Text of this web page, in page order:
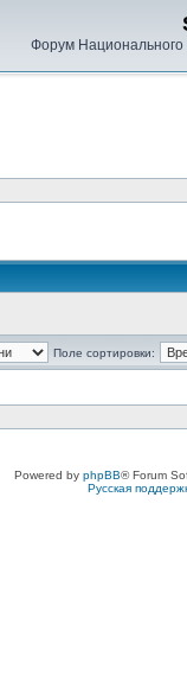
Форум
Поле сортировки:
Powered by phpBB® Forum
Русская